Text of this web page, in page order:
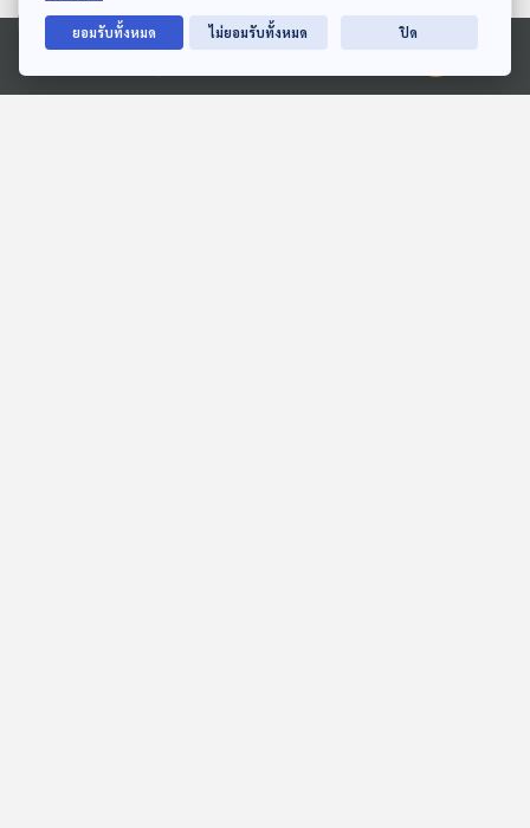
Ⓒ 2020 องค์การกระจายเสียงและแพร่ภาพสาธารณะแห่งประเทศไทย
ตอนที่เกี่ยวข้อง
ยอมรับทั้งหมด ไม่ยอมรับทั้งหมด ปิด